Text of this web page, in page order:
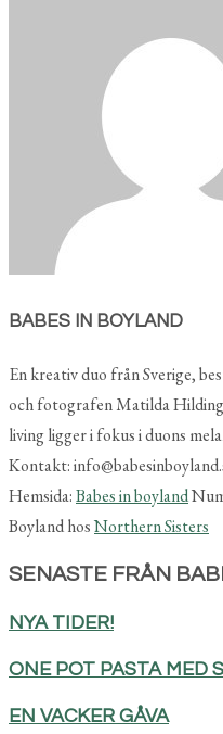
BABES IN BOYLAND
En kreativ duo från Sverige,
och fotografen Matilda
living ligger i fokus i duons
Kontakt:
Hemsida:Babes in boyland
Boyland hosNorthern Sisters
SENASTE FRÅN
NYA TIDER!
ONE POT PASTA MED
EN VACKER GÅVA